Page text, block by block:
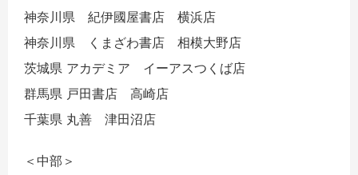
神奈川県 紀伊國屋書店 横浜店
神奈川県 くまざわ書店 相模大野店
茨城県 アカデミア イーアスつくば店
群馬県 戸田書店 高崎店
千葉県 丸善 津田沼店
＜中部＞